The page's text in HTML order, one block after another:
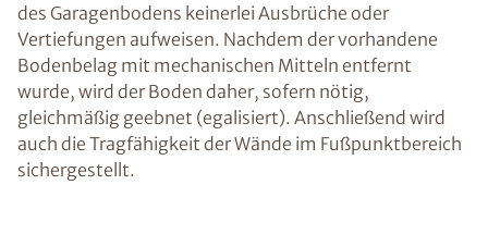
des Garagenbodens keinerlei Ausbrüche oder
Vertiefungen aufweisen. Nachdem der vorhandene
Bodenbelag mit mechanischen Mitteln entfernt
wurde, wird der Boden daher, sofern nötig,
gleichmäßig geebnet (egalisiert). Anschließend wird
auch die Tragfähigkeit der Wände im Fußpunktbereich
sichergestellt.